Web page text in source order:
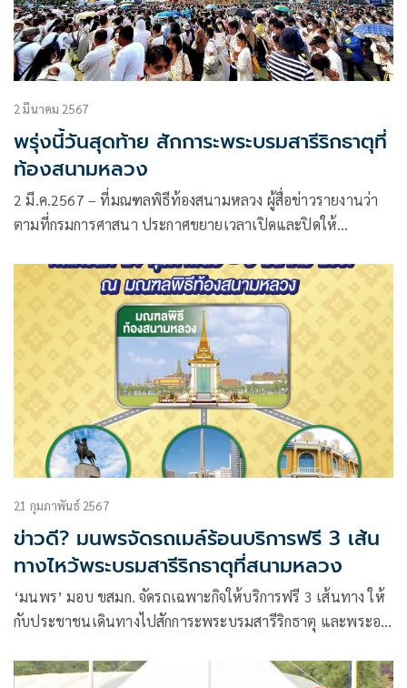
2 มีนาคม 2567
พรุ่งนี้วันสุดท้าย สักการะพระบรมสารีริกธาตุที่
ท้องสนามหลวง
2 มี.ค.2567 – ที่มณฑลพิธีท้องสนามหลวง ผู้สื่อข่าวรายงานว่า
ตามที่กรมการศาสนา ประกาศขยายเวลาเปิดและปิดให้
ของพระสารีบุตรและพระโมคคัลลานะในช่วงวันที่ 2-3 มี.ค. ตั้ง
21 กุมภาพันธ์ 2567
ข่าวดี? มนพรจัดรถเมล์ร้อนบริการฟรี 3 เส้น
ทางไหว้พระบรมสารีริกธาตุที่สนามหลวง
‘มนพร’ มอบ ขสมก. จัดรถเฉพาะกิจให้บริการฟรี 3 เส้นทาง ให้
กับประชาชนเดินทางไปสักการะพระบรมสารีริกธาตุ และพระอร
2567